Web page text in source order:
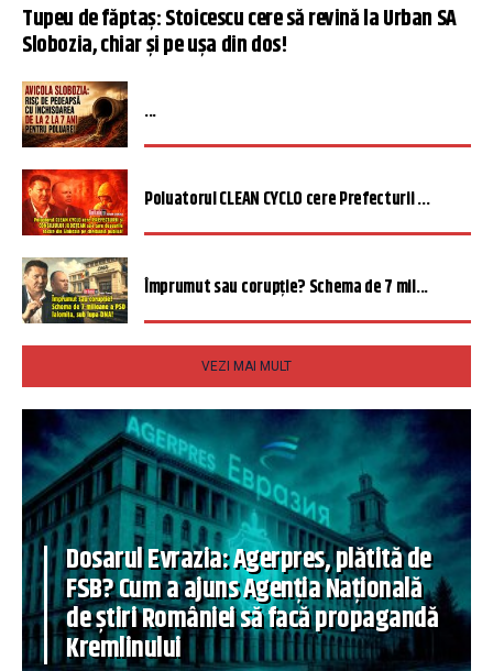
Tupeu de făptaș: Stoicescu cere să revină la Urban SA
Slobozia, chiar și pe ușa din dos!
...
Poluatorul CLEAN CYCLO cere Prefecturii ...
Împrumut sau corupție? Schema de 7 mil...
VEZI MAI MULT
Dosarul Evrazia: Agerpres, plătită de
FSB? Cum a ajuns Agenția Națională
de știri României să facă propagandă
Kremlinului